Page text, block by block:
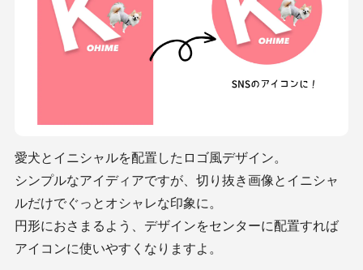
愛犬とイニシャルを配置したロゴ風デザイン。
シンプルなアイディアですが、切り抜き画像とイニシャ
ルだけでぐっとオシャレな印象に。
円形におさまるよう、デザインをセンターに配置すれば
アイコンに使いやすくなりますよ。